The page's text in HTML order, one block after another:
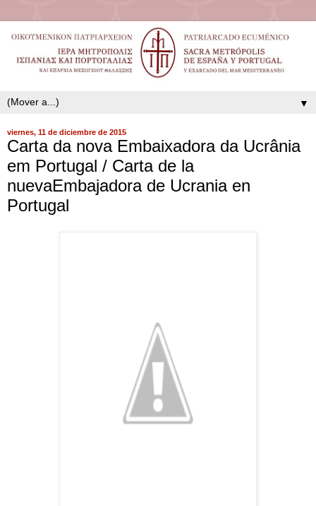
▼
viernes, 11 de diciembre de 2015
Carta da nova Embaixadora da Ucrânia
em Portugal / Carta de la
nuevaEmbajadora de Ucrania en
Portugal